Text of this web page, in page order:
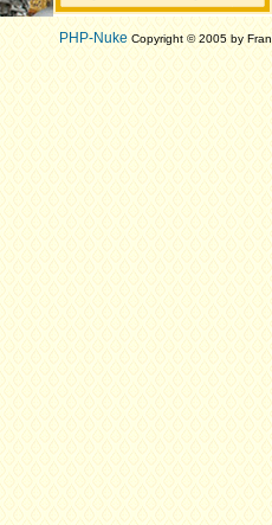
PHP-NukeCopyright © 2005 by